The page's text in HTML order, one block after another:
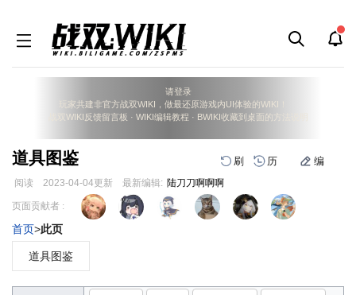
请登录
玩家共建非官方战双WIKI，做最还原游戏内UI体验的WIKI！
战双WIKI反馈留言板 · WIKI编辑教程 · BWIKI收藏到桌面的方法说明
道具图鉴 刷 历 编
阅读 2023-04-04更新 最新编辑: 陆刀刀啊啊啊
跳
导
跳
搜
页面贡献者 :
首页>此页
道具图鉴